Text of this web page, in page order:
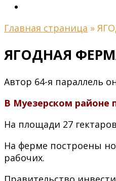
Главная страница »
ЯГОДНАЯ
Автор 64-я параллель
В Муезерском районе
На площади 27
На ферме построены
рабочих.